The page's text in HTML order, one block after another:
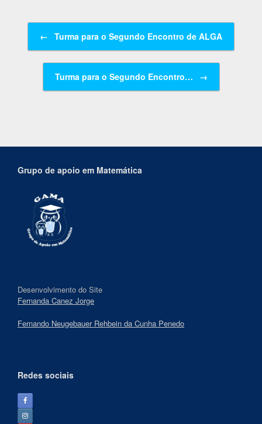
Navegação de posts
← Turma para o Segundo Encontro de ALGA
Turma para o Segundo Encontro… →
Grupo de apoio em Matemática
Desenvolvimento do Site
Fernanda Canez Jorge
Fernando Neugebauer Rehbein da Cunha Penedo
Redes sociais